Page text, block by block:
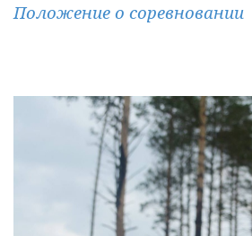
Положение о соревновании